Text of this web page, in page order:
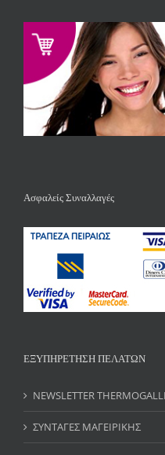
Ασφαλείς Συναλλαγές
ΕΞΥΠΗΡΕΤΗΣΗ ΠΕΛΑΤΩΝ
NEWSLETTER
ΣΥΝΤΑΓΕΣ ΜΑΓΕΙΡΙΚΗΣ